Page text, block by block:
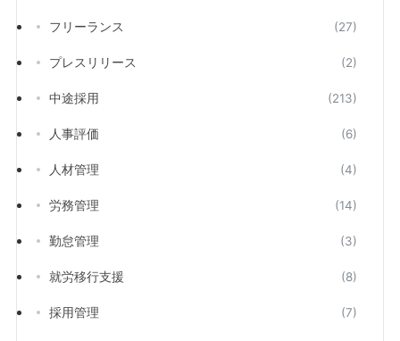
フリーランス (27)
プレスリリース (2)
中途採用 (213)
人事評価 (6)
人材管理 (4)
労務管理 (14)
勤怠管理 (3)
就労移行支援 (8)
採用管理 (7)